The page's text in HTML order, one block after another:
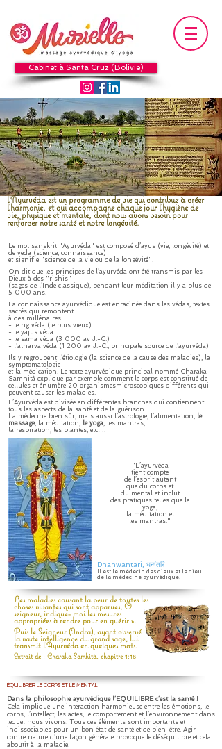
Cabinet à Santa Cruz (Bolivie)
l’Ayurvéda est un programme de vie qui contribue à créer
l’harmonie, et qui accompagne chaque jour l’hygiène de
vie, physique et mentale, dont nous avons besoin pour
renforcer notre santé et notre longévité.
Le mot sanskrit "Ayurvéda" est composé d’ayus (vie, longévité) et
de veda (science, connaissance)
et signifie "science de la vie ou de la longévité".
On dit que les principes de l’ayurvéda ont été transmis par les
Dieux à des "rishis"
(sages de l’Inde classique), pendant leur méditation il y a plus de
5 000 ans.
La connaissance ayurvédique est enracinée dans les védas, textes
sacrés qui remontent
à des millénaires :
- le rig véda (le plus vieux)
- le yajus véda
- le sama véda (3 000 av J.-C.)
- l’atharva véda (1 200 av J.-C., principale source de l’ayurvéda)
Ils y regroupent l’étiologie (la science de la cause des maladies), la
symptomatologie
et la médication. Le texte ayurvédique principal nommé Charaka
Samhitâ explique par exemple comment le corps est constitué de
cellules et énumère 20 organismesmicroscopiques différents qui
peuvent causer les maladies.
L’Ayurvéda est divisée en différentes branches qui contiennent
tous les aspects de la santé et de la guérison :
La médecine bien sûr, mais aussi l’astrologie, l’alimentation, le
massage, la méditation, le yoga, les mantras,
la respiration, les plantes, etc….
"L’ayurvéda
tient compte
de l’esprit autant
que du corps et
du mental et inclut
des pratiques telles que le
yoga,
la méditation et
les mantras."
Dhanwantari, धन्वंतरि
Il est le médecin des dieux et le dieu
de la médecine ayurvédique.
ÉQUILIBRER LE CORPS ET LE MENTAL
Les maladies causant la peur de toutes les
choses vivantes qui sont apparues, Ô
seigneur, indique- moi les mesures
appropriées à rendre pour en guérir ».
Puis le Seigneur (Indra), ayant observé
la vaste intelligence du grand sage, lui
transmit l’Ayurvéda en quelques mots.
Extrait de : Charaka Samhitâ, chapitre 1:18
Dans la philosophie ayurvédique l’EQUILIBRE c’est la santé !
Cela implique une interaction harmonieuse entre les émotions, le
corps, l’intellect, les actes, le comportement et l’environnement dans
lequel nous vivons. Tous ces éléments sont importants et
indissociables pour un bon état de santé et de bien-être. Agir
contre nature d’une façon générale provoque le déséquilibre et cela
aboutit à la maladie.